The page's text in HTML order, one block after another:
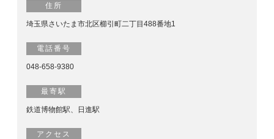
住所
埼玉県さいたま市北区櫛引町二丁目488番地1
電話番号
048-658-9380
最寄駅
鉄道博物館駅、日進駅
アクセス